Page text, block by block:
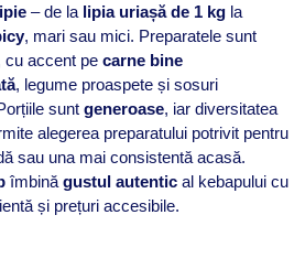
– de la lipia uriașă de 1 kgla
, mari sau mici. Preparatele sunt
cu accent pe carne bine
, legume proaspete și sosuri
sunt generoase, iar diversitatea
alegerea preparatului potrivit pentru
sau una mai consistentă acasă.
îmbină gustul autentical kebapului cu
și prețuri accesibile.